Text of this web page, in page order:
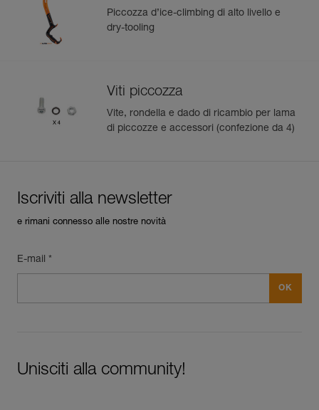
Piccozza d’ice-climbing di alto livello e
dry-tooling
Viti piccozza
Vite, rondella e dado di ricambio per lama
di piccozze e accessori (confezione da 4)
Iscriviti alla newsletter
e rimani connesso alle nostre novità
E-mail *
Unisciti alla community!